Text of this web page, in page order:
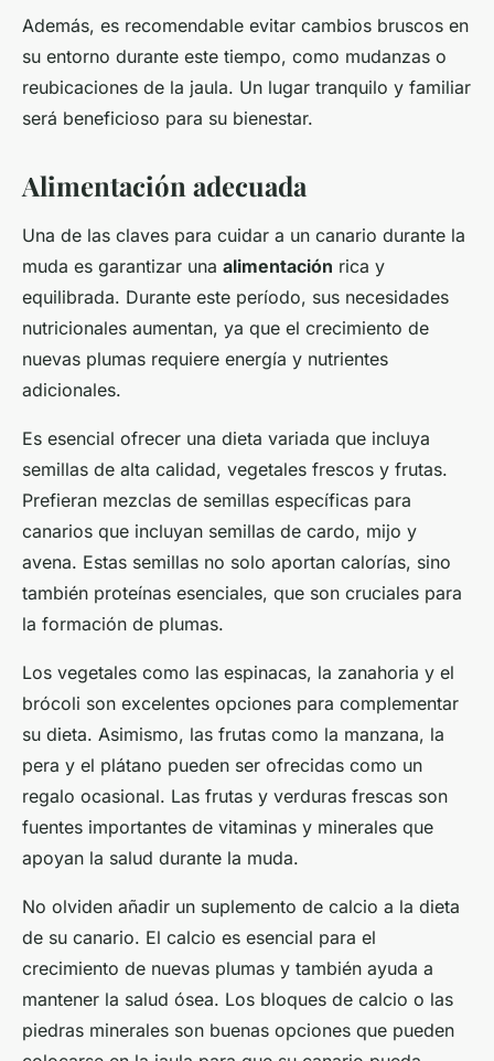
Además, es recomendable evitar cambios bruscos en
su entorno durante este tiempo, como mudanzas o
reubicaciones de la jaula. Un lugar tranquilo y familiar
será beneficioso para su bienestar.
Alimentación adecuada
Una de las claves para cuidar a un canario durante la
muda es garantizar una alimentación rica y
equilibrada. Durante este período, sus necesidades
nutricionales aumentan, ya que el crecimiento de
nuevas plumas requiere energía y nutrientes
adicionales.
Es esencial ofrecer una dieta variada que incluya
semillas de alta calidad, vegetales frescos y frutas.
Prefieran mezclas de semillas específicas para
canarios que incluyan semillas de cardo, mijo y
avena. Estas semillas no solo aportan calorías, sino
también proteínas esenciales, que son cruciales para
la formación de plumas.
Los vegetales como las espinacas, la zanahoria y el
brócoli son excelentes opciones para complementar
su dieta. Asimismo, las frutas como la manzana, la
pera y el plátano pueden ser ofrecidas como un
regalo ocasional. Las frutas y verduras frescas son
fuentes importantes de vitaminas y minerales que
apoyan la salud durante la muda.
No olviden añadir un suplemento de calcio a la dieta
de su canario. El calcio es esencial para el
crecimiento de nuevas plumas y también ayuda a
mantener la salud ósea. Los bloques de calcio o las
piedras minerales son buenas opciones que pueden